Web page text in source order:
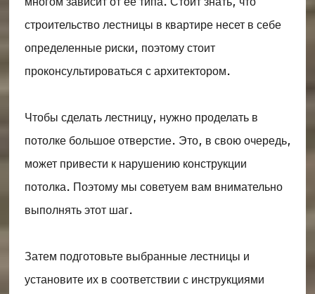
строительство лестницы в квартире несет в себе
определенные риски, поэтому стоит
проконсультироваться с архитектором.
Чтобы сделать лестницу, нужно проделать в
потолке большое отверстие. Это, в свою очередь,
может привести к нарушению конструкции
потолка. Поэтому мы советуем вам внимательно
выполнять этот шаг.
Затем подготовьте выбранные лестницы и
установите их в соответствии с инструкциями